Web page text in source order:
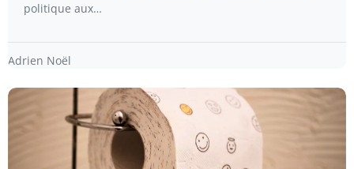
politique aux…
Adrien Noël